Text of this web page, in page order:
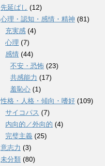
先延ばし (12)
心理・認知・感情・精神 (81)
充実感 (4)
心理 (7)
感情 (44)
不安・恐怖 (23)
共感能力 (17)
羞恥心 (1)
性格・人格・傾向・嗜好 (109)
サイコパス (7)
内向的／外向的 (4)
完璧主義 (25)
意志力 (3)
未分類 (80)